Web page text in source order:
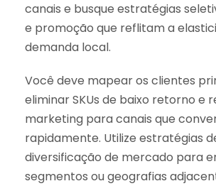
canais e busque estratégias
e promoção que reflitam a
demanda local.
Você deve mapear os clientes
eliminar SKUs de baixo retorno e
marketing para canais que
rapidamente. Utilize estratégias
diversificação de mercado para
segmentos ou geografias